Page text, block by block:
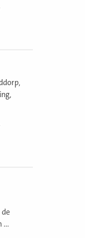
de
...